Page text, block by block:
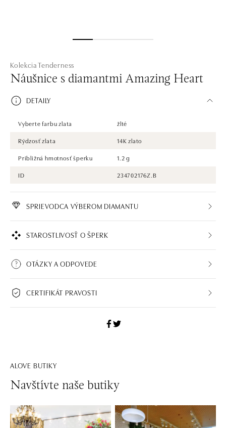
Kolekcia Tenderness
Náušnice s diamantmi Amazing Heart
DETAILY
Vyberte farbu zlata
žlté
Rýdzosť zlata
14K zlato
Približná hmotnosť šperku
1.2 g
ID
234702176Z.B
SPRIEVODCA VÝBEROM DIAMANTU
STAROSTLIVOSŤ O ŠPERK
OTÁZKY A ODPOVEDE
CERTIFIKÁT PRAVOSTI
ALOVE BUTIKY
Navštívte naše butiky